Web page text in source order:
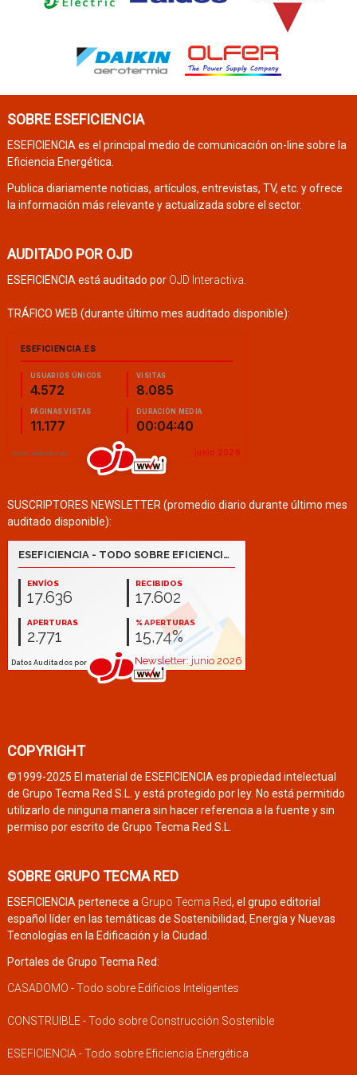
SOBRE ESEFICIENCIA
ESEFICIENCIA es el principal medio de comunicación on-line sobre la
Eficiencia Energética.
Publica diariamente noticias, artículos, entrevistas, TV, etc. y ofrece
la información más relevante y actualizada sobre el sector.
AUDITADO POR OJD
ESEFICIENCIA está auditado por OJD Interactiva
TRÁFICO WEB (durante último mes auditado disponible):
SUSCRIPTORES NEWSLETTER (promedio diario durante último mes
auditado disponible):
COPYRIGHT
©1999-2025 El material de ESEFICIENCIA es propiedad intelectual
de Grupo Tecma Red S.L. y está protegido por ley. No está permitido
utilizarlo de ninguna manera sin hacer referencia a la fuente y sin
permiso por escrito de Grupo Tecma Red S.L.
SOBRE GRUPO TECMA RED
ESEFICIENCIA pertenece a Grupo Tecma Red, el grupo editorial
español líder en las temáticas de Sostenibilidad, Energía y Nuevas
Tecnologías en la Edificación y la Ciudad.
Portales de Grupo Tecma Red:
CASADOMO - Todo sobre Edificios Inteligentes
CONSTRUIBLE - Todo sobre Construcción Sostenible
ESEFICIENCIA - Todo sobre Eficiencia Energética